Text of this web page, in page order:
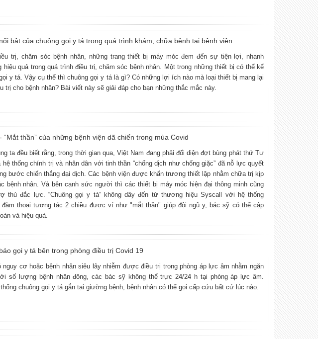
bật của chuông gọi y tá trong quá trình khám, chữa bệnh tại bệnh viện
trị, chăm sóc bệnh nhân, những trang thiết bị máy móc đem đến sự tiện lợi, nhanh
hiệu quả trong quá trình điều trị, chăm sóc bệnh nhân. Một trong những thiết bị có thể kể
y tá. Vậy cụ thể thì chuông gọi y tá là gì? Có những lợi ích nào mà loại thiết bị mang lại
trị cho bệnh nhân? Bài viết này sẽ giải đáp cho bạn những thắc mắc này.
“Mắt thần” của những bệnh viện dã chiến trong mùa Covid
ta đều biết rằng, trong thời gian qua, Việt Nam đang phải đối diện đợt bùng phát thứ Tư
hệ thống chính trị và nhân dân với tinh thần “chống dịch như chống giặc” đã nỗ lực quyết
bước chiến thắng đại dịch. Các bệnh viện được khẩn trương thiết lập nhằm chữa trị kịp
bệnh nhân. Và bên cạnh sức người thì các thiết bị máy móc hiện đại thông minh cũng
thủ đắc lực. “Chuông gọi y tá” không dây đến từ thương hiệu Syscall với hệ thống
đàm thoại tương tác 2 chiều được ví như "mắt thần" giúp đội ngũ y, bác sỹ có thể cập
và hiệu quả.
gọi y tá bên trong phòng điều trị Covid 19
nguy cơ hoặc bệnh nhân siêu lây nhiễm được điều trị trong phòng áp lực âm nhằm ngăn
số lượng bệnh nhân đông, các bác sỹ không thể trực 24/24 h tại phòng áp lực âm.
chuông gọi y tá gắn tại giường bệnh, bệnh nhân có thể gọi cấp cứu bất cứ lúc nào.